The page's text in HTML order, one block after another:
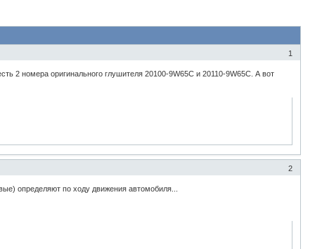
1
2 номера оригинального глушителя 20100-9W65C и 20110-9W65C. А вот
2
определяют по ходу движения автомобиля...